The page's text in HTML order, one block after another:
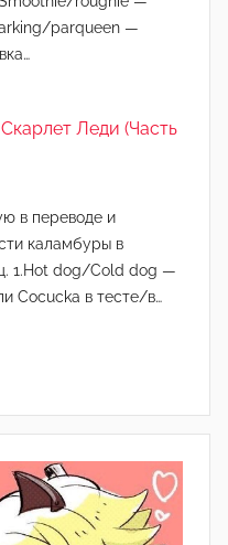
parqueen —
Леди (Часть
в переводе и
каламбуры в
1.Hot dog/Cold dog —
Cocucka в тесте/в…